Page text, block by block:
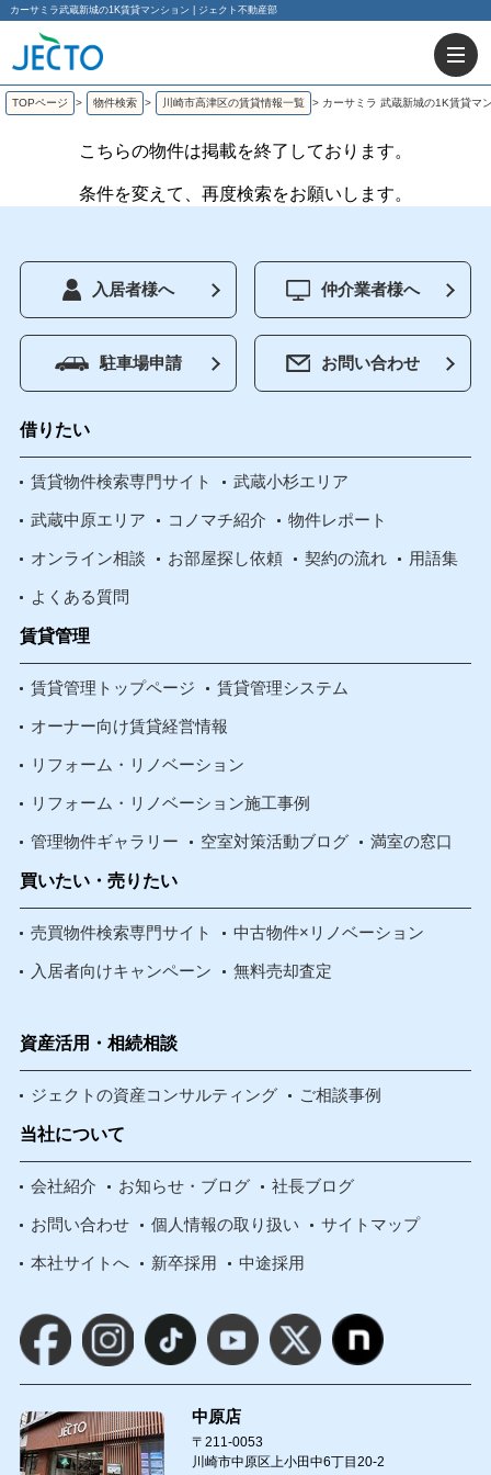
カーサミラ武蔵新城の1K賃貸マンション | ジェクト不動産部
TOPページ > 物件検索 > 川崎市高津区の賃貸情報一覧 > カーサミラ 武蔵新城の1K賃貸マ
こちらの物件は掲載を終了しております。
条件を変えて、再度検索をお願いします。
入居者様へ 仲介業者様へ
駐車場申請 お問い合わせ
借りたい
賃貸物件検索専門サイト 武蔵小杉エリア
武蔵中原エリア コノマチ紹介 物件レポート
オンライン相談 お部屋探し依頼 契約の流れ 用語集
よくある質問
賃貸管理
賃貸管理トップページ 賃貸管理システム
オーナー向け賃貸経営情報
リフォーム・リノベーション
リフォーム・リノベーション施工事例
管理物件ギャラリー 空室対策活動ブログ 満室の窓口
買いたい・売りたい
売買物件検索専門サイト 中古物件×リノベーション
入居者向けキャンペーン 無料売却査定
資産活用・相続相談
ジェクトの資産コンサルティング ご相談事例
当社について
会社紹介 お知らせ・ブログ 社長ブログ
お問い合わせ 個人情報の取り扱い サイトマップ
本社サイトへ 新卒採用 中途採用
中原店
〒211-0053
川崎市中原区上小田中6丁目20-2